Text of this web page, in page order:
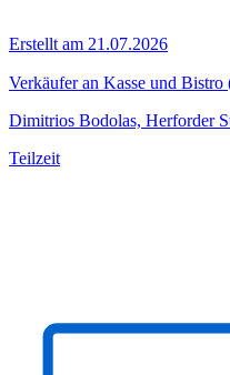
Erstellt am 21.07.2026
Verkäufer an Kasse und Bistro
Dimitrios Bodolas, Herforder
Teilzeit